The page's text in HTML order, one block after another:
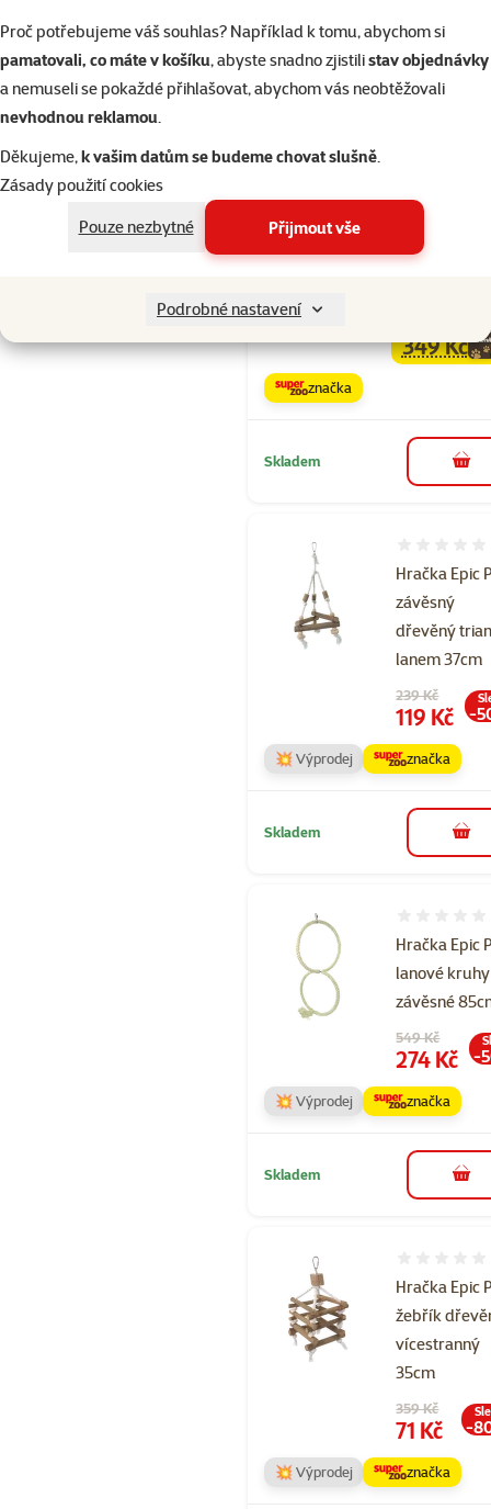
Proč potřebujeme váš souhlas? Například k tomu, abychom si
pamatovali, co máte v košíku, abyste snadno zjistilistav objednávky
a nemuseli se pokaždé přihlašovat, abychom vás neobtěžovali
nevhodnou reklamou.
Děkujeme,k vašim datům se budeme chovat slušně.
Zásady použití cookies
Pouze nezbytné
Přijmout vše
Podrobné nastavení
Skladem
Hračka Epic
zvonečkem a
family
349 Kč
značka
Skladem do
Hračka Epic
závěsný
dřevěný
lanem 37cm
Původní cena
239 Kč
Cena
119 Kč -
💥 Výprodej značka
Skladem do
Hračka Epic
lanové kruhy
závěsné
Původní cena
549 Kč
Cena
274 Kč -
💥 Výprodej značka
Skladem do
Hračka Epic
žebřík
vícestranný
35cm
Původní cena
359 Kč
Cena
71 Kč -
💥 Výprodej značka